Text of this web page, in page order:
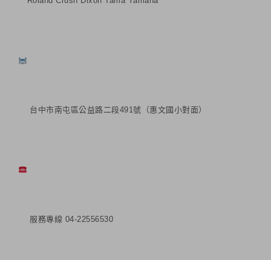
台中市南屯區公益路二段491號（惠文國小對面）
服務專線 04-22556530